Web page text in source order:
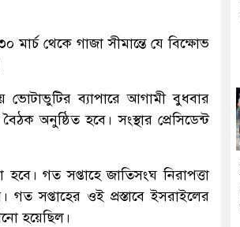
থেকে গাজা সীমান্তে যে বিক্ষোভ
ভোটাভুটির ব্যাপারে আগামী বুধবার
অনুষ্ঠিত হবে। সংস্থার প্রেসিডেন্ট
গত সপ্তাহে জাতিসংঘ নিরাপত্তা
গত সপ্তাহের ওই প্রস্তাবে ইসরাইলের
হয়েছিল।